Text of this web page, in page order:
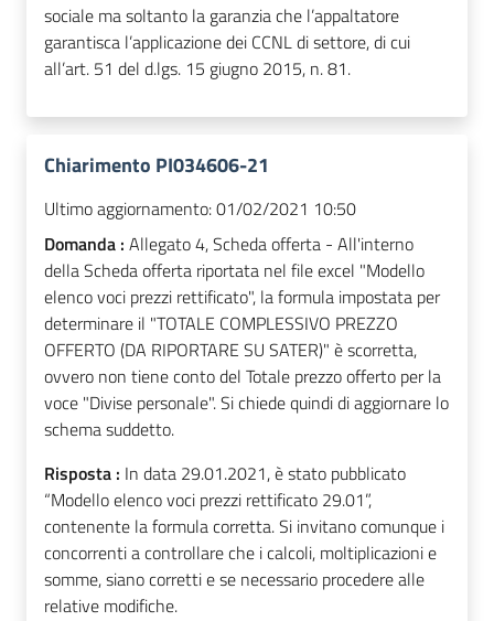
sociale ma soltanto la garanzia che l’appaltatore
garantisca l’applicazione dei CCNL di settore, di cui
all’art. 51 del d.lgs. 15 giugno 2015, n. 81.
Chiarimento PI034606-21
Ultimo aggiornamento:01/02/2021 10:50
Domanda : Allegato 4, Scheda offerta - All'interno
della Scheda offerta riportata nel file excel "Modello
elenco voci prezzi rettificato", la formula impostata per
determinare il "TOTALE COMPLESSIVO PREZZO
OFFERTO (DA RIPORTARE SU SATER)" è scorretta,
ovvero non tiene conto del Totale prezzo offerto per la
voce "Divise personale". Si chiede quindi di aggiornare lo
schema suddetto.
Risposta : In data 29.01.2021, è stato pubblicato
“Modello elenco voci prezzi rettificato 29.01”,
contenente la formula corretta. Si invitano comunque i
concorrenti a controllare che i calcoli, moltiplicazioni e
somme, siano corretti e se necessario procedere alle
relative modifiche.